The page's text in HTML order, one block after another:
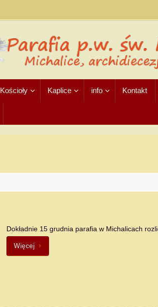
Kościoły Kaplice info Kontakt
Dokładnie 15 grudnia parafia w Michalicach
Więcej